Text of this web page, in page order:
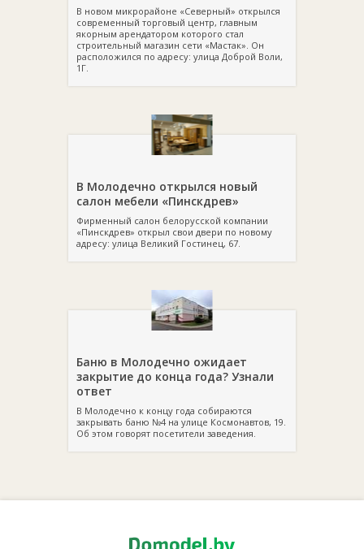
В новом микрорайоне «Северный» открылся
современный торговый центр, главным
якорным арендатором которого стал
строительный магазин сети «Мастак». Он
расположился по адресу: улица Доброй Воли,
1Г.
В Молодечно открылся новый
салон мебели «Пинскдрев»
Фирменный салон белорусской компании
«Пинскдрев» открыл свои двери по новому
адресу: улица Великий Гостинец, 67.
Баню в Молодечно ожидает
закрытие до конца года? Узнали
ответ
В Молодечно к концу года собираются
закрывать баню №4 на улице Космонавтов, 19.
Об этом говорят посетители заведения.